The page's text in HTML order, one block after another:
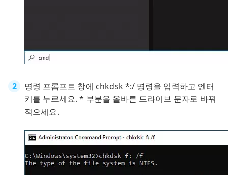
명령 프롬프트 창에 chkdsk *:/ 명령을 입력하고 엔터
키를 누르세요. * 부분을 올바른 드라이브 문자로 바꿔
적으세요.